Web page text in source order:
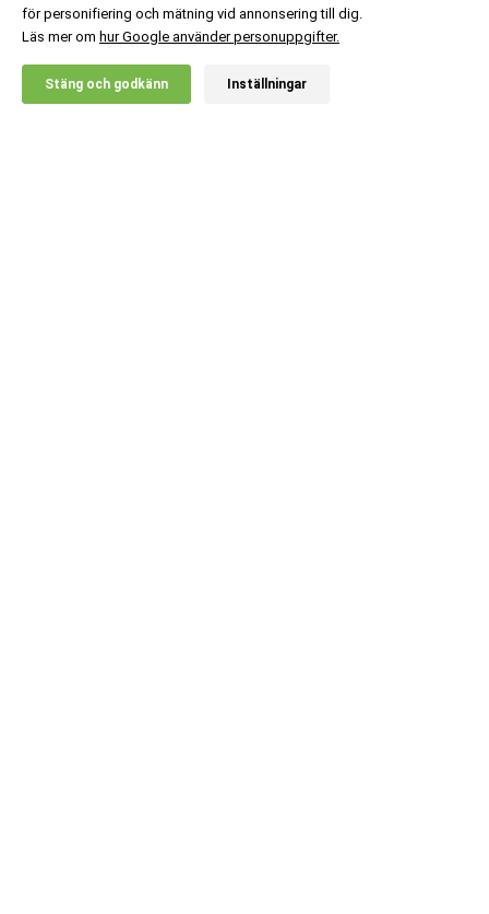
20% RABATT!
X
för personifiering och mätning vid annonsering till dig.
Läs mer om hur Google använder personuppgifter.
Stäng och godkänn Inställningar